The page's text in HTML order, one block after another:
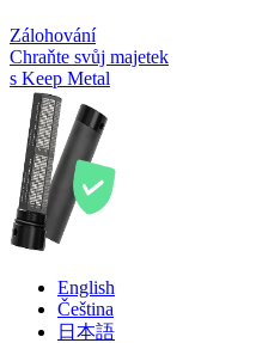
Zálohování
Chraňte svůj majetek
s Keep Metal
English
Čeština
日本語